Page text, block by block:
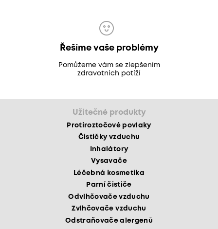
Řešíme vaše problémy
Pomůžeme vám se zlepšením
zdravotních potíží
Užitečné produkty
Protiroztočové povlaky
Čističky vzduchu
Inhalátory
Vysavače
Léčebná kosmetika
Parní čističe
Odvlhčovače vzduchu
Zvlhčovače vzduchu
Odstraňovače alergenů